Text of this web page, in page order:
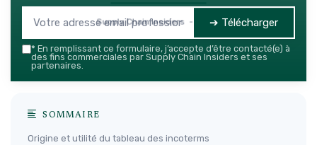
Supply Chain Insiders — 2026➔ Télécharger
* En remplissant ce formulaire, j’accepte d’être contacté(e) à
des fins commerciales par Supply Chain Insiders et ses
partenaires.
SOMMAIRE
Origine et utilité du tableau des incoterms